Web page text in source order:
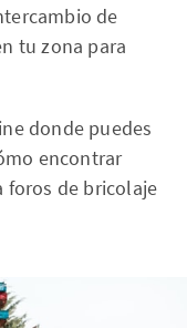
de
tu zona para
donde puedes
encontrar
foros de bricolaje